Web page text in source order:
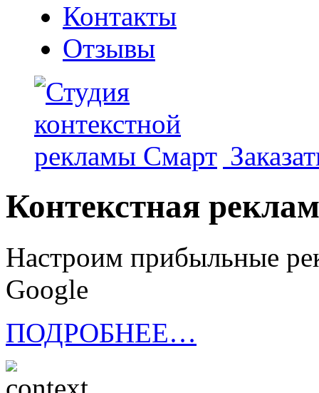
Контакты
Отзывы
Контекстная
Настроим прибыльные
Google
ПОДРОБНЕЕ…